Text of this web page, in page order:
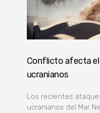
Conflicto afecta
ucranianos
Los recientes
ucranianos del Mar